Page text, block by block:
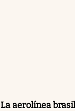
La aerolínea